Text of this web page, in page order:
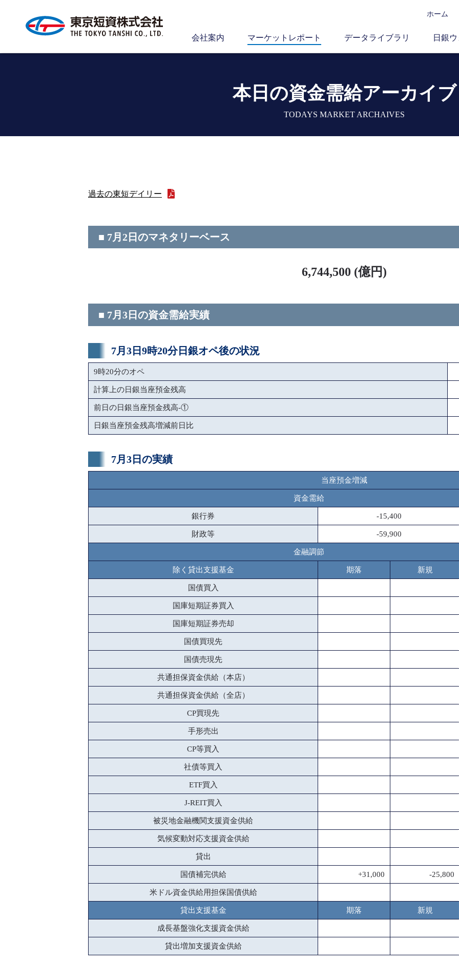
ホーム
会社案内 マーケットレポート データライブラリ 日銀
本日の資金需給アーカイブ
TODAYS MARKET ARCHAIVES
過去の東短デイリー
■ 7月2日のマネタリーベース
6,744,500 (億円)
■ 7月3日の資金需給実績
7月3日9時20分日銀オペ後の状況
9時20分のオペ
計算上の日銀当座預金残高
前日の日銀当座預金残高-①
日銀当座預金残高増減前日比
7月3日の実績
当座預金増減
資金需給
銀行券 -15,400
財政等 -59,900
金融調節
除く貸出支援基金 期落 新規
国債買入
国庫短期証券買入
国庫短期証券売却
国債買現先
国債売現先
共通担保資金供給（本店）
共通担保資金供給（全店）
CP買現先
手形売出
CP等買入
社債等買入
ETF買入
J-REIT買入
被災地金融機関支援資金供給
気候変動対応支援資金供給
貸出
国債補完供給 +31,000 -25,800
米ドル資金供給用担保国債供給
貸出支援基金 期落 新規
成長基盤強化支援資金供給
貸出増加支援資金供給